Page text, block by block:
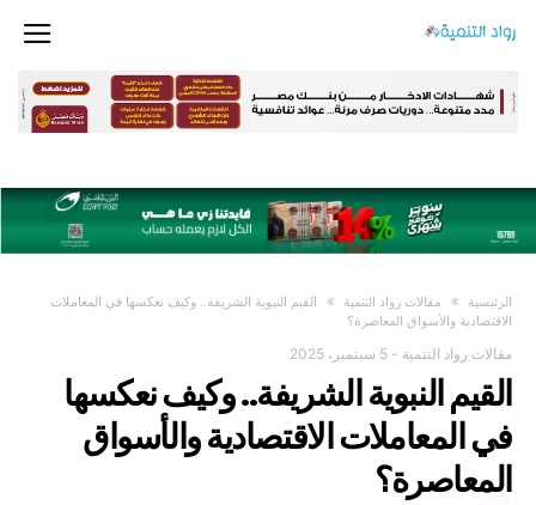
‫الرئيسية‬ مقالات رواد التنمية
القيم النبوية الشريفة.. وكيف نعكسها في المعاملات
الاقتصادية والأسواق المعاصرة؟
مقالات رواد التنمية - 5 سبتمبر، 2025
القيم النبوية الشريفة.. وكيف نعكسها
في المعاملات الاقتصادية والأسواق
المعاصرة؟